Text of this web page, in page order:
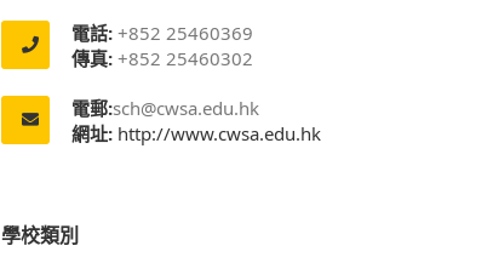
電話: +852 25460369
傳真: +852 25460302
電郵:sch@cwsa.edu.hk
網址: http://www.cwsa.edu.hk
學校類別